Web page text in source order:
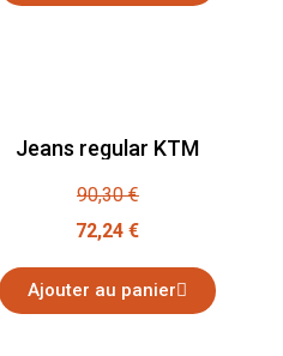
Jeans regular KTM
90,30 €
72,24 €
Ajouter au panier